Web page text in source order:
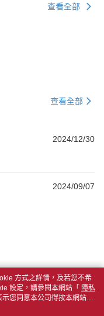
查看全部
查看全部
2024/12/30
2024/09/07
方式之詳情，及若您不希
設定，請參閱本網站「 隱私
您同意本公司得按本網站使